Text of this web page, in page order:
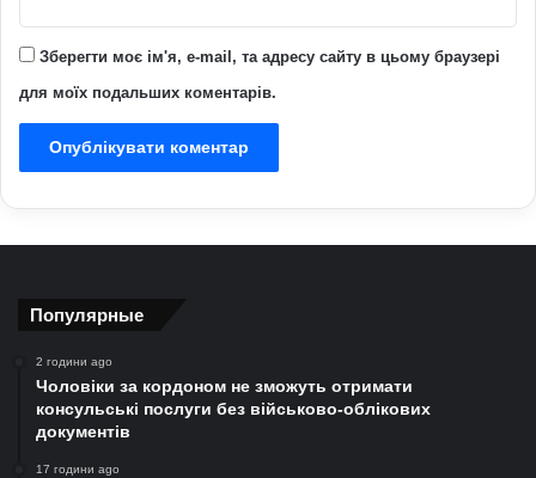
Зберегти моє ім'я, e-mail, та адресу сайту в цьому браузері
для моїх подальших коментарів.
Популярные
2 години ago
Чоловіки за кордоном не зможуть отримати
консульські послуги без військово-облікових
документів
17 години ago